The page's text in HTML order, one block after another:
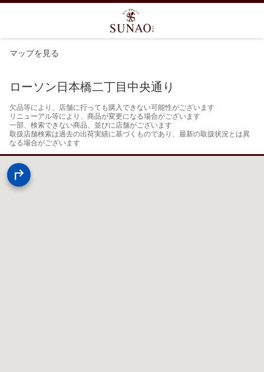
マップを見る
ローソン日本橋二丁目中央通り
欠品等により、店舗に行っても購入できない可能性がございます
リニューアル等により、商品が変更になる場合がございます
一部、検索できない商品、並びに店舗がございます
取扱店舗検索は過去の出荷実績に基づくものであり、最新の取扱状況とは異
なる場合がございます